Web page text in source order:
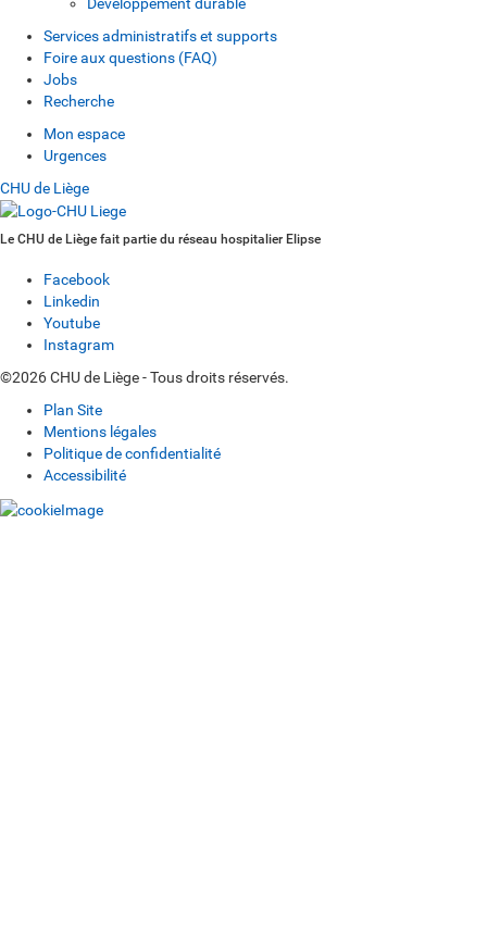
Services administratifs et supports
Foire aux questions (FAQ)
Jobs
Recherche
Mon espace
Urgences
CHU de Liège
Le CHU de Liège fait partie du réseau hospitalier Elipse
Facebook
Linkedin
Youtube
Instagram
©2026 CHU de Liège - Tous droits réservés.
Plan Site
Mentions légales
Politique de confidentialité
Accessibilité